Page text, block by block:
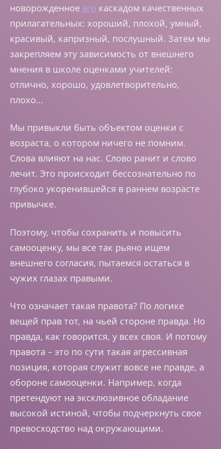
новорожденное эго каскадом качественных
прилагательных: хороший, плохой, умный,
красивый, капризный, послушный. Затем мы
закрепляем эту зависимость от внешнего
мнения в школе оценками учителей:
отлично, хорошо, удовлетворительно,
плохо…
Мы привыкли быть объектом оценки с
возраста, о котором ничего не помним.
Слова влияют на нас. Слово ранит и слово
лечит. Это происходит бессознательно по
глубоко укоренившейся в раннем возрасте
привычке.
Поэтому, чтобы сохранить и повысить
самооценку, мы все так рьяно ищем
внешнего согласия, пытаемся остаться в
чужих глазах правыми.
Что означает такая правота? По логике
вещей прав тот, на чьей стороне правда. Но
правда, как говорится, у всех своя. И потому
правота – это по сути такая агрессивная
позиция, которая служит вовсе не правде, а
обороне самооценки. Например, когда
претендуют на эксклюзивное обладание
высокой истиной, чтобы подчеркнуть свое
превосходство над окружающими.